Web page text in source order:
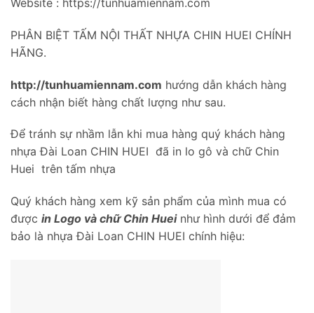
PHÂN BIỆT TẤM NỘI THẤT NHỰA CHIN HUEI CHÍNH
HÃNG.
http://tunhuamiennam.com hướng dẫn khách hàng
cách nhận biết hàng chất lượng như sau.
Để tránh sự nhầm lẫn khi mua hàng quý khách hàng
nhựa Đài Loan CHIN HUEI đã in lo gô và chữ Chin
Huei trên tấm nhựa
Quý khách hàng xem kỹ sản phẩm của mình mua có
được in Logo và chữ Chin Hueinhư hình dưới để đảm
bảo là nhựa Đài Loan CHIN HUEI chính hiệu: